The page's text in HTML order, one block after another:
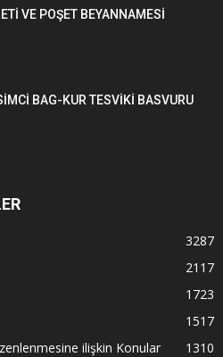
VE POŞET BEYANNAMESİ
BAG-KUR TESVİKİ BASVURU
3287
2117
1723
1517
ilişkin Konular
1310